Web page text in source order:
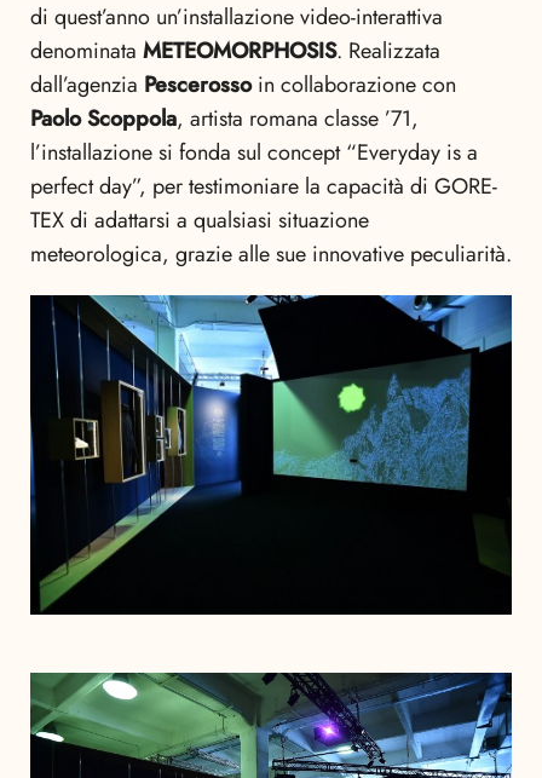
di quest’anno un’installazione video-interattiva
denominata METEOMORPHOSIS. Realizzata
dall’agenzia Pescerossoin collaborazione con
Paolo Scoppola, artista romana classe ’71,
l’installazione si fonda sul concept “Everyday is a
perfect day”, per testimoniare la capacità di GORE-
TEX di adattarsi a qualsiasi situazione
meteorologica, grazie alle sue innovative peculiarità.